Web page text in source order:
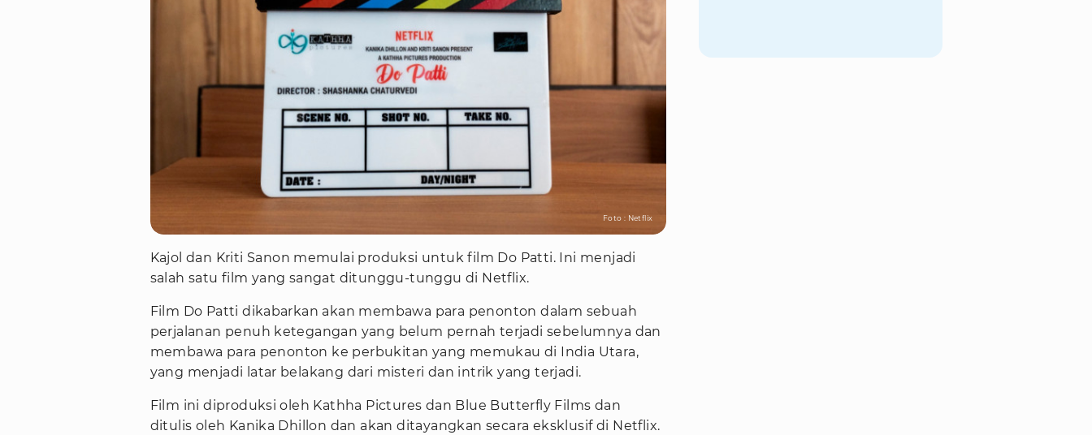
Foto : Netflix
Kajol dan Kriti Sanon memulai produksi untuk film Do Patti. Ini menjadi
salah satu film yang sangat ditunggu-tunggu di Netflix.
Film Do Patti dikabarkan akan membawa para penonton dalam sebuah
perjalanan penuh ketegangan yang belum pernah terjadi sebelumnya dan
membawa para penonton ke perbukitan yang memukau di India Utara,
yang menjadi latar belakang dari misteri dan intrik yang terjadi.
Film ini diproduksi oleh Kathha Pictures dan Blue Butterfly Films dan
ditulis oleh Kanika Dhillon dan akan ditayangkan secara eksklusif di Netflix.